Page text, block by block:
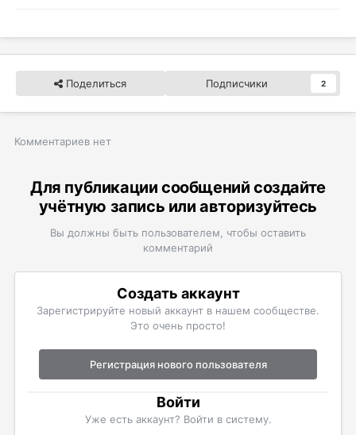
Поделиться Подписчики 2
Комментариев нет
Для публикации сообщений создайте
учётную запись или авторизуйтесь
Вы должны быть пользователем, чтобы оставить
комментарий
Создать аккаунт
Зарегистрируйте новый аккаунт в нашем сообществе.
Это очень просто!
Регистрация нового пользователя
Войти
Уже есть аккаунт? Войти в систему.